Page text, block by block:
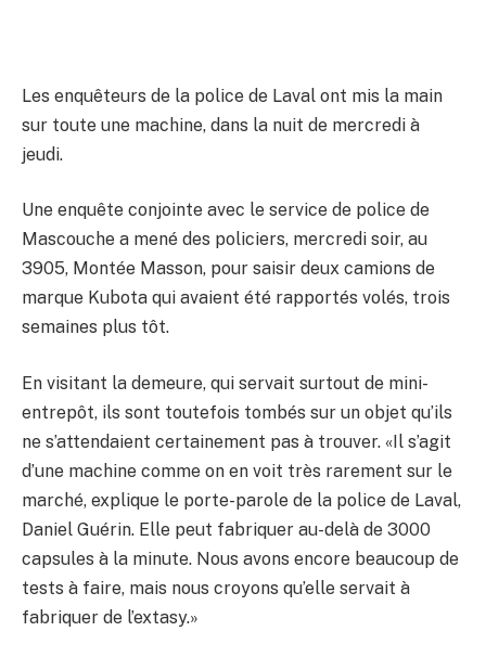
Les enquêteurs de la police de Laval ont mis la main
sur toute une machine, dans la nuit de mercredi à
jeudi.
Une enquête conjointe avec le service de police de
Mascouche a mené des policiers, mercredi soir, au
3905, Montée Masson, pour saisir deux camions de
marque Kubota qui avaient été rapportés volés, trois
semaines plus tôt.
En visitant la demeure, qui servait surtout de mini-
entrepôt, ils sont toutefois tombés sur un objet qu’ils
ne s’attendaient certainement pas à trouver. «Il s’agit
d’une machine comme on en voit très rarement sur le
marché, explique le porte-parole de la police de Laval,
Daniel Guérin. Elle peut fabriquer au-delà de 3000
capsules à la minute. Nous avons encore beaucoup de
tests à faire, mais nous croyons qu’elle servait à
fabriquer de l’extasy.»